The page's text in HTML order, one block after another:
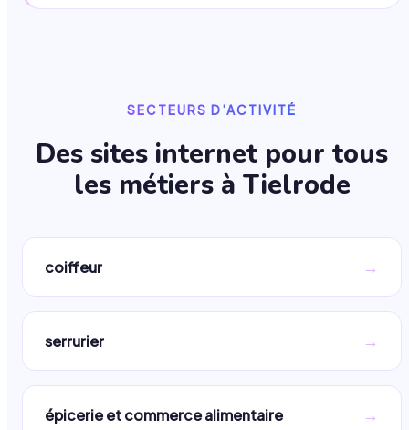
SECTEURS D'ACTIVITÉ
Des sites internet pour tous
les métiers à Tielrode
coiffeur →
serrurier →
épicerie et commerce alimentaire →